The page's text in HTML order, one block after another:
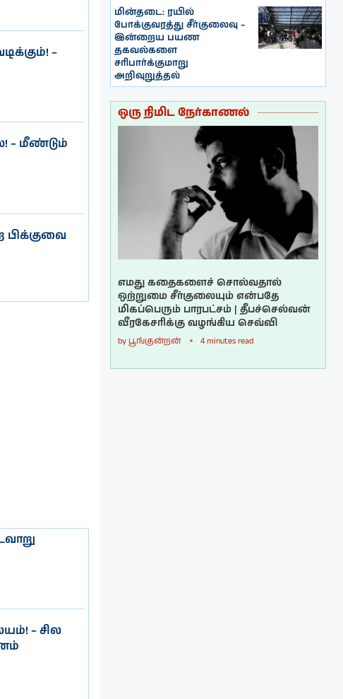
–
– மீண்டும்
– சில
மின்தடை: ரயில்
போக்குவரத்து சீர்குலைவு –
இன்றைய பயண
தகவல்களை
சரிபார்க்குமாறு
அறிவுறுத்தல்
ஒரு நிமிட நேர்காணல்
எமது கதைகளைச் சொல்வதால்
ஒற்றுமை சீர்குலையும் என்பதே
மிகப்பெரும் பாரபட்சம் | தீபச்செல்வன்
வீரகேசரிக்கு வழங்கிய செவ்வி
by பூங்குன்றன் 4 minutes read